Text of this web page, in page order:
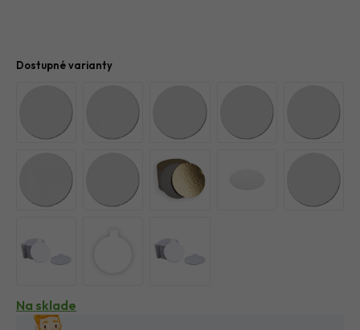
Dostupné varianty
Na sklade